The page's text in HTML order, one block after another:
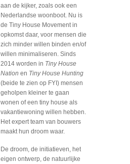
aan de kijker, zoals ook een
Nederlandse woonboot. Nu is
de Tiny House Movement in
opkomst daar, voor mensen die
zich minder willen binden en/of
willen minimaliseren. Sinds
2014 worden in Tiny House
Nation en Tiny House Hunting
(beide te zien op FYI) mensen
geholpen kleiner te gaan
wonen of een tiny house als
vakantiewoning willen hebben.
Het expert team van bouwers
maakt hun droom waar.
De droom, de initiatieven, het
eigen ontwerp, de natuurlijke